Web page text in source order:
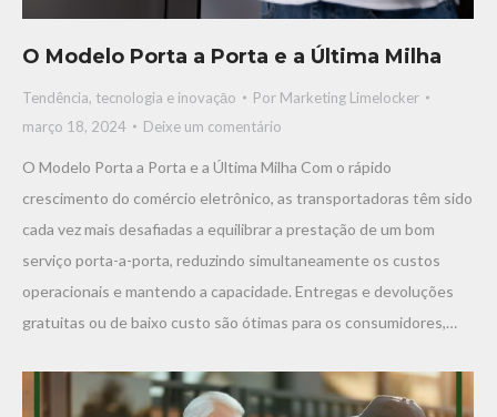
O Modelo Porta a Porta e a Última Milha
Tendência, tecnologia e inovaçāo Por Marketing Limelocker
março 18, 2024
Deixe um comentário
O Modelo Porta a Porta e a Última Milha Com o rápido
crescimento do comércio eletrônico, as transportadoras têm sido
cada vez mais desafiadas a equilibrar a prestação de um bom
serviço porta-a-porta, reduzindo simultaneamente os custos
operacionais e mantendo a capacidade. Entregas e devoluções
gratuitas ou de baixo custo são ótimas para os consumidores,…